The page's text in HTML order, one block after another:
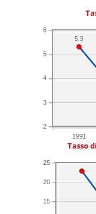
1991
2
3
4
5
6
5.3
Tasso
15
20
25